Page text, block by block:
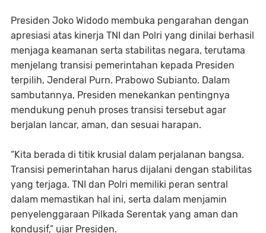
Presiden Joko Widodo membuka pengarahan dengan
apresiasi atas kinerja TNI dan Polri yang dinilai berhasil
menjaga keamanan serta stabilitas negara, terutama
menjelang transisi pemerintahan kepada Presiden
terpilih, Jenderal Purn. Prabowo Subianto. Dalam
sambutannya, Presiden menekankan pentingnya
mendukung penuh proses transisi tersebut agar
berjalan lancar, aman, dan sesuai harapan.
“Kita berada di titik krusial dalam perjalanan bangsa.
Transisi pemerintahan harus dijalani dengan stabilitas
yang terjaga. TNI dan Polri memiliki peran sentral
dalam memastikan hal ini, serta dalam menjamin
penyelenggaraan Pilkada Serentak yang aman dan
kondusif,” ujar Presiden.